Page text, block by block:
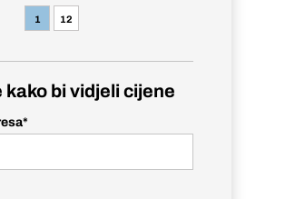
1 12
kako bi vidjeli cijene
*